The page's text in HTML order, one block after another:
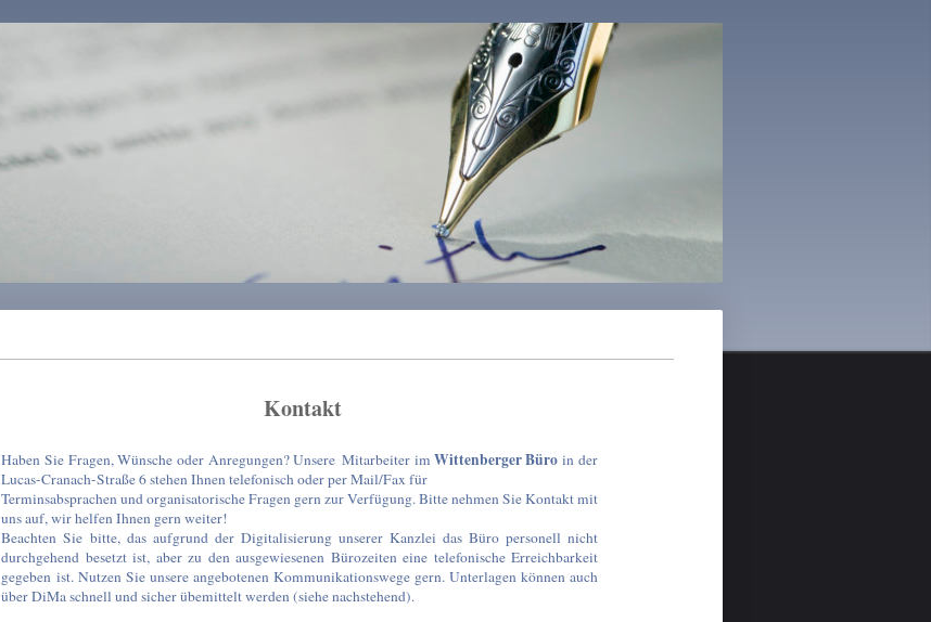
Kontakt
Haben Sie Fragen, Wünsche oder Anregungen? Unsere Mitarbeiter imWittenberger Büro in der
Lucas-Cranach-Straße 6 stehen Ihnen telefonisch oder per Mail/Fax für
Terminsabsprachen und organisatorische Fragen gern zur Verfügung.Bitte nehmen Sie Kontakt mit
uns auf, wir helfen Ihnen gern weiter!
Beachten Sie bitte, das aufgrund der Digitalisierung unserer Kanzlei das Büro personell nicht
durchgehend besetzt ist, aber zu den ausgewiesenen Bürozeiten eine telefonische Erreichbarkeit
gegeben ist. Nutzen Sie unsere angebotenen Kommunikationswege gern. Unterlagen können auch
über DiMa schnell und sicher übemittelt werden (siehe nachstehend).